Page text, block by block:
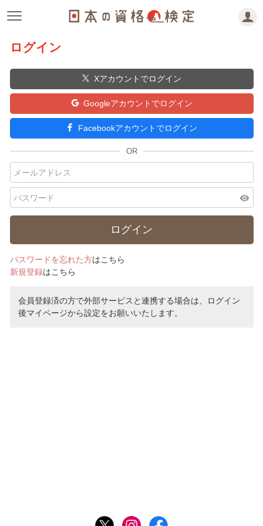
ログイン
Xアカウントでログイン
Googleアカウントでログイン
Facebookアカウントでログイン
visibility
パスワードを忘れた方はこちら
新規登録はこちら
会員登録済の方で外部サービスと連携する場合は、ログイン
後マイページから設定をお願いいたします。